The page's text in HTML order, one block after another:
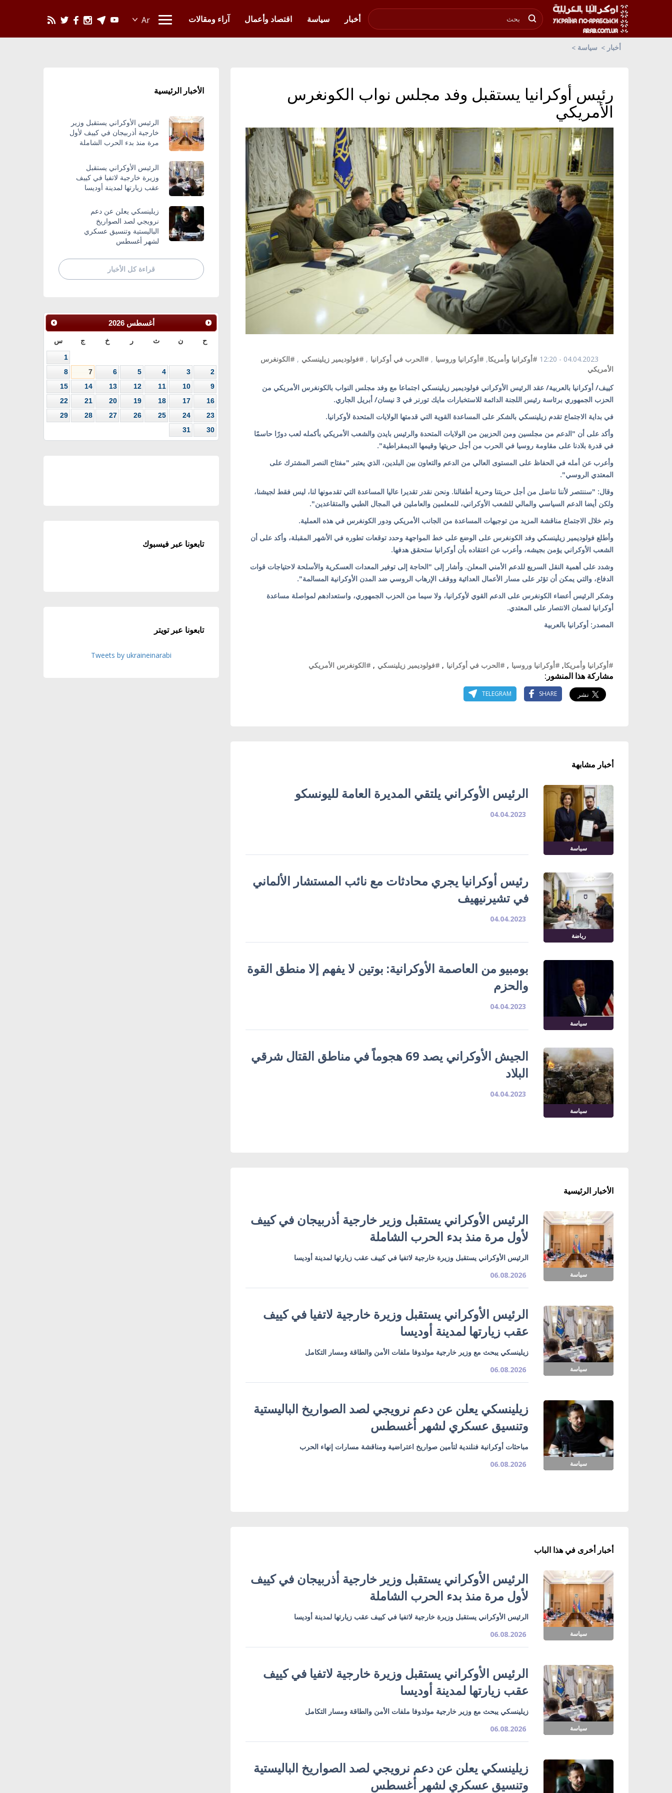
أخبار
سياسة اقتصاد وأعمال آراء ومقالات
أخبار سياسة
رئيس أوكرانيا يستقبل وفد مجلس نواب الكونغرس
الأمريكي
04.04.2023 - 12:20 #أوكرانيا وأمريكا, #أوكرانيا وروسيا , #الحرب في أوكرانيا , #فولوديمير زيلينسكي , #الكونغرس
الأمريكي
كييف/ أوكرانيا بالعربية/ عقد الرئيس الأوكراني فولوديمير زيلينسكي اجتماعا مع وفد مجلس النواب بالكونغرس الأمريكي من
الحزب الجمهوري برئاسة رئيس اللجنة الدائمة للاستخبارات مايك تورنر في 3 نيسان/ أبريل الجاري.
في بداية الاجتماع تقدم زيلينسكي بالشكر على المساعدة القوية التي قدمتها الولايات المتحدة لأوكرانيا.
وأكد على أن "الدعم من مجلسين ومن الحزبين من الولايات المتحدة والرئيس بايدن والشعب الأمريكي بأكمله لعب دورًا حاسمًا
في قدرة بلادنا على مقاومة روسيا في الحرب من أجل حريتها وقيمها الديمقراطية".
وأعرب عن أمله في الحفاظ على المستوى العالي من الدعم والتعاون بين البلدين، الذي يعتبر "مفتاح النصر المشترك على
المعتدي الروسي".
وقال: "سننتصر لأننا نناضل من أجل حريتنا وحرية أطفالنا. ونحن نقدر تقديرا عاليا المساعدة التي تقدمونها لنا، ليس فقط لجيشنا،
ولكن أيضا الدعم السياسي والمالي للشعب الأوكراني، للمعلمين والعاملين في المجال الطبي والمتقاعدين".
وتم خلال الاجتماع مناقشة المزيد من توجيهات المساعدة من الجانب الأمريكي ودور الكونغرس في هذه العملية.
وأطلع فولوديمير زيلينسكي وفد الكونغرس على الوضع على خط المواجهة وحدد توقعات تطوره في الأشهر المقبلة، وأكد على أن
الشعب الأوكراني يؤمن بجيشه، وأعرب عن اعتقاده بأن أوكرانيا ستحقق هدفها.
وشدد على أهمية النقل السريع للدعم الأمني ​​المعلن. وأشار إلى "الحاجة إلى توفير المعدات العسكرية والأسلحة لاحتياجات قوات
الدفاع، والتي يمكن أن تؤثر على مسار الأعمال العدائية ووقف الإرهاب الروسي ضد المدن الأوكرانية المسالمة".
وشكر الرئيس أعضاء الكونغرس على الدعم القوي لأوكرانيا، ولا سيما من الحزب الجمهوري، واستعدادهم لمواصلة مساعدة
أوكرانيا لضمان الانتصار على المعتدي.
المصدر: أوكرانيا بالعربية
#أوكرانيا وأمريكا, #أوكرانيا وروسيا , #الحرب في أوكرانيا , #فولوديمير زيلينسكي , #الكونغرس الأمريكي
مشاركة هذا المنشور:
SHARE
TELEGRAM
أخبار مشابهة
سياسة
الرئيس الأوكراني يلتقي المديرة العامة لليونسكو
04.04.2023
رياضة
رئيس أوكرانيا يجري محادثات مع نائب المستشار الألماني
في تشيرنيهيف
04.04.2023
سياسة
بومبيو من العاصمة الأوكرانية: بوتين لا يفهم إلا منطق القوة
والحزم
04.04.2023
سياسة
الجيش الأوكراني يصد 69 هجوماً في مناطق القتال شرقي
البلاد
04.04.2023
الأخبار الرئيسية
سياسة
الرئيس الأوكراني يستقبل وزير خارجية أذربيجان في كييف
لأول مرة منذ بدء الحرب الشاملة
الرئيس الأوكراني يستقبل وزيرة خارجية لاتفيا في كييف عقب زيارتها لمدينة أوديسا
06.08.2026
سياسة
الرئيس الأوكراني يستقبل وزيرة خارجية لاتفيا في كييف
عقب زيارتها لمدينة أوديسا
زيلينسكي يبحث مع وزير خارجية مولدوفا ملفات الأمن والطاقة ومسار التكامل
06.08.2026
سياسة
زيلينسكي يعلن عن دعم نرويجي لصد الصواريخ الباليستية
وتنسيق عسكري لشهر أغسطس
مباحثات أوكرانية فنلندية لتأمين صواريخ اعتراضية ومناقشة مسارات إنهاء الحرب
06.08.2026
أخبار أخرى في هذا الباب
سياسة
الرئيس الأوكراني يستقبل وزير خارجية أذربيجان في كييف
لأول مرة منذ بدء الحرب الشاملة
الرئيس الأوكراني يستقبل وزيرة خارجية لاتفيا في كييف عقب زيارتها لمدينة أوديسا
06.08.2026
سياسة
الرئيس الأوكراني يستقبل وزيرة خارجية لاتفيا في كييف
عقب زيارتها لمدينة أوديسا
زيلينسكي يبحث مع وزير خارجية مولدوفا ملفات الأمن والطاقة ومسار التكامل
06.08.2026
زيلينسكي يعلن عن دعم نرويجي لصد الصواريخ الباليستية
وتنسيق عسكري لشهر أغسطس
الأخبار الرئيسية
الرئيس الأوكراني يستقبل وزير
خارجية أذربيجان في كييف لأول
مرة منذ بدء الحرب الشاملة
الرئيس الأوكراني يستقبل
وزيرة خارجية لاتفيا في كييف
عقب زيارتها لمدينة أوديسا
زيلينسكي يعلن عن دعم
نرويجي لصد الصواريخ
الباليستية وتنسيق عسكري
لشهر أغسطس
قراءة كل الأخبار
أغسطس 2026
ح ن ث ر خ ج س
1
2
3
4
5
6
7
8
9
10
11
12
13
14
15
16
17
18
19
20
21
22
23
24
25
26
27
28
29
30
31
تابعونا عبر فيسبوك
تابعونا عبر تويتر
Tweets by ukraineinarabi